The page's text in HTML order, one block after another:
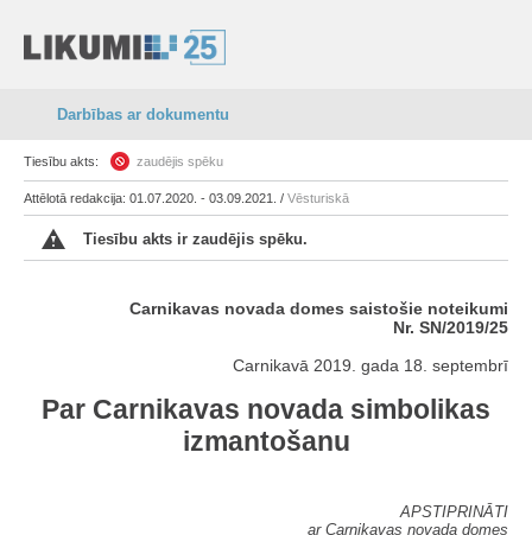
Darbības ar dokumentu
Tiesību akts: zaudējis spēku
Attēlotā redakcija: 01.07.2020. - 03.09.2021. / Vēsturiskā
Tiesību akts ir zaudējis spēku.
Carnikavas novada domes saistošie noteikumi
Nr. SN/2019/25
Carnikavā 2019. gada 18. septembrī
Par Carnikavas novada simbolikas
izmantošanu
APSTIPRINĀTI
ar Carnikavas novada domes